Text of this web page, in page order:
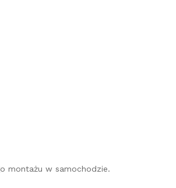
montażu w samochodzie.